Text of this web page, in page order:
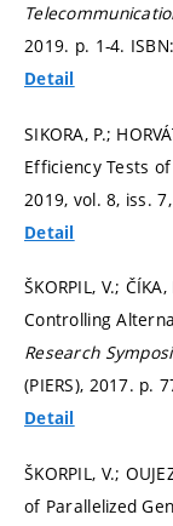
2019. p. 1-4.
Detail
SIKORA, P.;
Efficiency Tests
2019, vol. 8, iss. 7,
Detail
ŠKORPIL, V.;
Controlling
Research
(PIERS), 2017. p.
Detail
ŠKORPIL, V.;
of Parallelized